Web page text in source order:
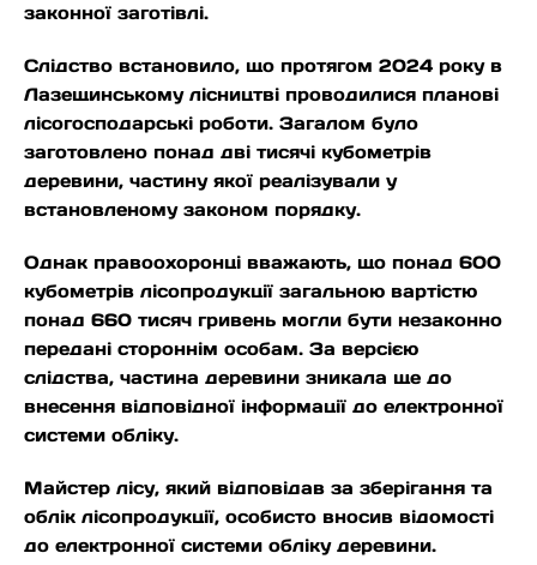
законної заготівлі.
Слідство встановило, що протягом 2024 року в
Лазещинському лісництві проводилися планові
лісогосподарські роботи. Загалом було
заготовлено понад дві тисячі кубометрів
деревини, частину якої реалізували у
встановленому законом порядку.
Однак правоохоронці вважають, що понад 600
кубометрів лісопродукції загальною вартістю
понад 660 тисяч гривень могли бути незаконно
передані стороннім особам. За версією
слідства, частина деревини зникала ще до
внесення відповідної інформації до електронної
системи обліку.
Майстер лісу, який відповідав за зберігання та
облік лісопродукції, особисто вносив відомості
до електронної системи обліку деревини.